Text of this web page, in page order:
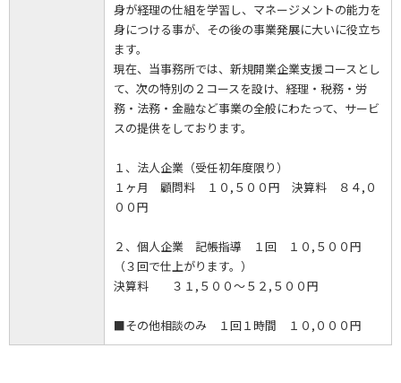
身が経理の仕組を学習し、マネージメントの能力を
身につける事が、その後の事業発展に大いに役立ち
ます。
現在、当事務所では、新規開業企業支援コースとし
て、次の特別の２コースを設け、経理・税務・労
務・法務・金融など事業の全般にわたって、サービ
スの提供をしております。
１、法人企業（受任初年度限り）
１ヶ月 顧問料 １０,５００円 決算料 ８４,０
００円
２、個人企業 記帳指導 １回 １０,５００円
（３回で仕上がります。）
決算料 ３１,５００～５２,５００円
■その他相談のみ １回１時間 １０,０００円